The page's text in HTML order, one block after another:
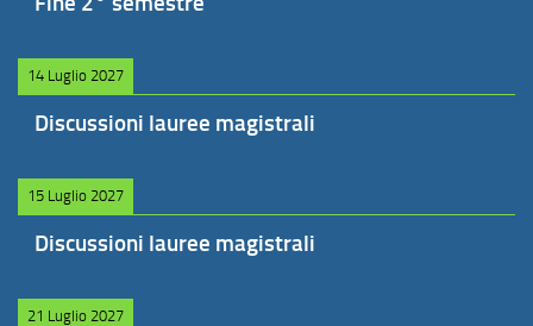
14 Luglio 2027
Discussioni lauree magistrali
15 Luglio 2027
Discussioni lauree magistrali
21 Luglio 2027